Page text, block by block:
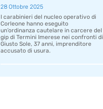
28 Ottobre 2025
I carabinieri del nucleo operativo di
Corleone hanno eseguito
un’ordinanza cautelare in carcere del
gip di Termini Imerese nei confronti di
Giusto Sole, 37 anni, imprenditore
accusato di usura.